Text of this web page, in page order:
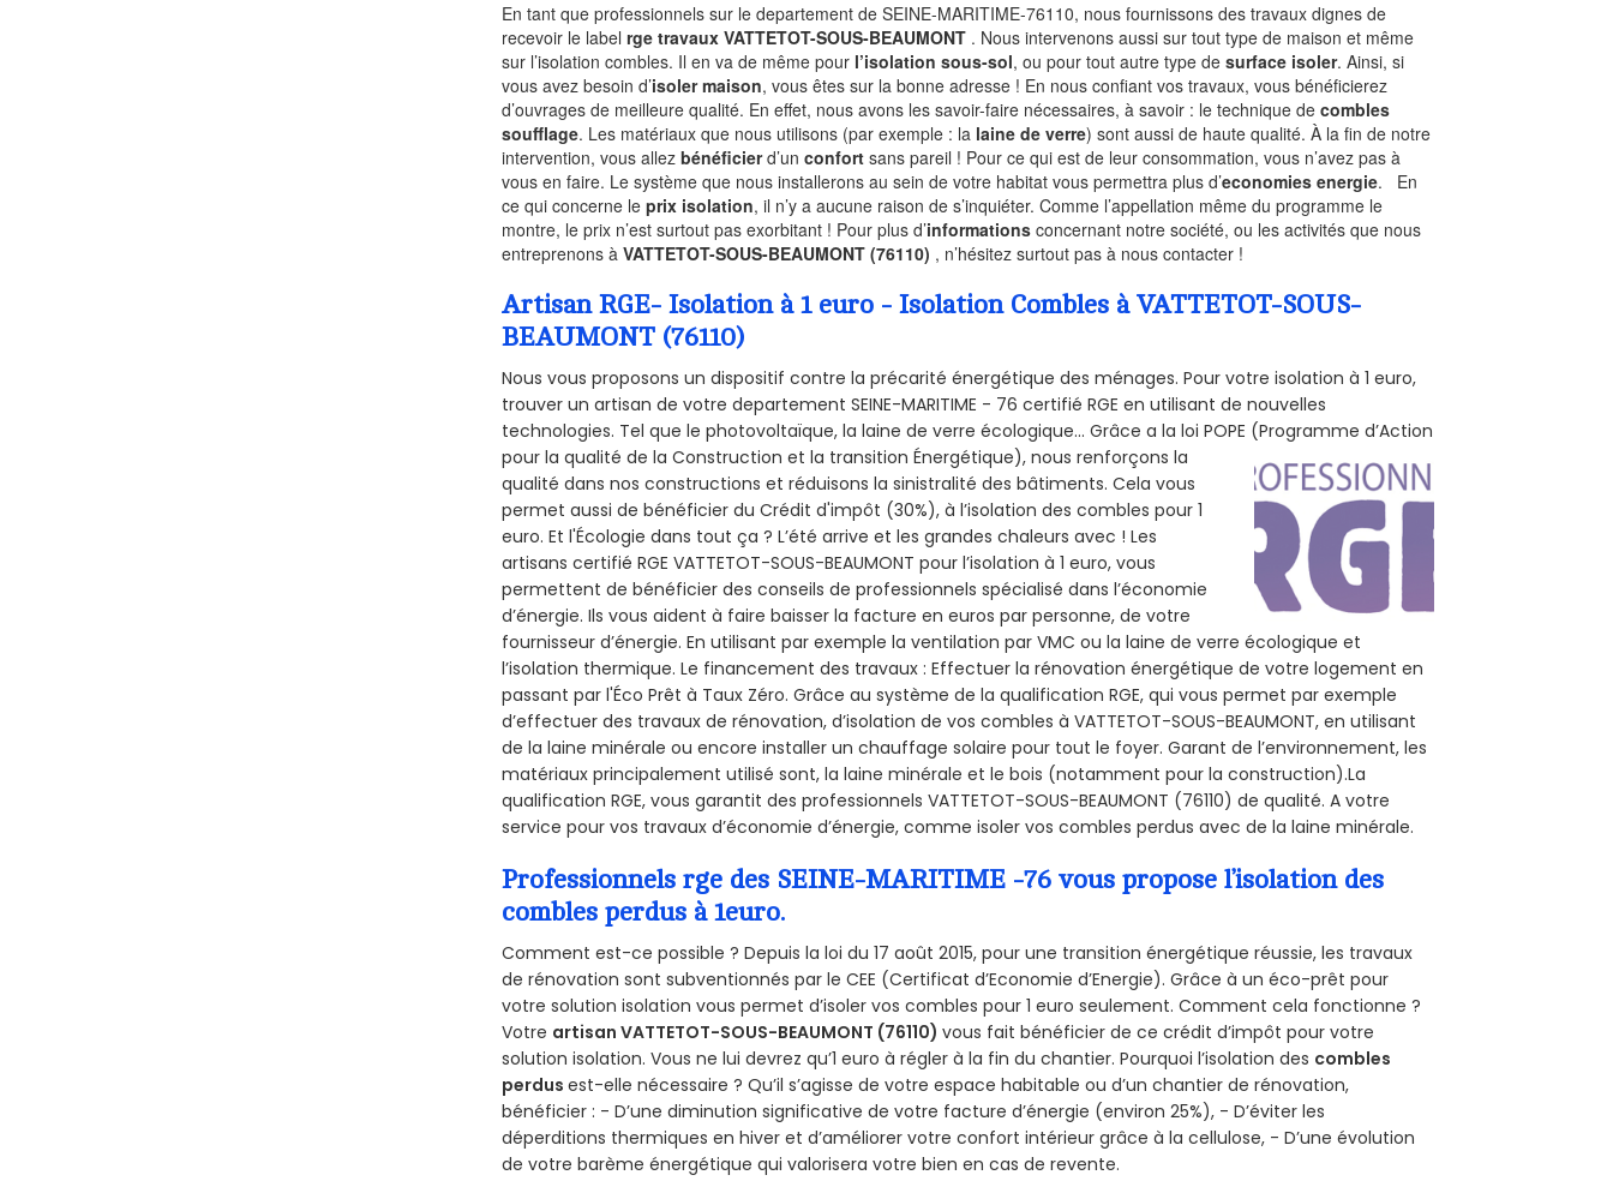
En tant que professionnels sur le departement de SEINE-MARITIME-76110, nous fournissons des travaux dignes de
recevoir le labelrge travaux VATTETOT-SOUS-BEAUMONT . Nous intervenons aussi sur tout type de maison et même
sur l’isolation combles. Il en va de même pour l’isolation sous-sol, ou pour tout autre type desurface isoler. Ainsi, si
vous avez besoin d’isoler maison, vous êtes sur la bonne adresse ! En nous confiant vos travaux, vous bénéficierez
d’ouvrages de meilleure qualité. En effet, nous avons les savoir-faire nécessaires, à savoir : le technique decombles
soufflage. Les matériaux que nous utilisons (par exemple : la laine de verre) sont aussi de haute qualité. À la fin de notre
intervention, vous allezbénéficierd’unconfort sans pareil ! Pour ce qui est de leur consommation, vous n’avez pas à
vous en faire. Le système que nous installerons au sein de votre habitat vous permettra plus d’economies energie. En
ce qui concerne leprix isolation, il n’y a aucune raison de s’inquiéter. Comme l’appellation même du programme le
montre, le prix n’est surtout pas exorbitant ! Pour plus d’informations concernant notre société, ou les activités que nous
entreprenons àVATTETOT-SOUS-BEAUMONT (76110) , n’hésitez surtout pas à nous contacter !
Artisan RGE- Isolation à 1 euro - Isolation Combles à VATTETOT-SOUS-
BEAUMONT (76110)
Nous vous proposons un dispositif contre la précarité énergétique des ménages. Pour votre isolation à 1 euro,
trouver un artisan de votre departement SEINE-MARITIME - 76 certifié RGE en utilisant de nouvelles
technologies. Tel que le photovoltaïque, la laine de verre écologique... Grâce a la loi POPE (Programme d’Action
pour la qualité de la Construction et la transition Énergétique), nous renforçons la
qualité dans nos constructions et réduisons la sinistralité des bâtiments. Cela vous
permet aussi de bénéficier du Crédit d'impôt (30%), à l’isolation des combles pour 1
euro. Et l'Écologie dans tout ça ? L’été arrive et les grandes chaleurs avec ! Les
artisans certifié RGE VATTETOT-SOUS-BEAUMONT pour l’isolation à 1 euro, vous
permettent de bénéficier des conseils de professionnels spécialisé dans l’économie
d’énergie. Ils vous aident à faire baisser la facture en euros par personne, de votre
fournisseur d’énergie. En utilisant par exemple la ventilation par VMC ou la laine de verre écologique et
l’isolation thermique. Le financement des travaux : Effectuer la rénovation énergétique de votre logement en
passant par l'Éco Prêt à Taux Zéro. Grâce au système de la qualification RGE, qui vous permet par exemple
d’effectuer des travaux de rénovation, d’isolation de vos combles à VATTETOT-SOUS-BEAUMONT, en utilisant
de la laine minérale ou encore installer un chauffage solaire pour tout le foyer. Garant de l’environnement, les
matériaux principalement utilisé sont, la laine minérale et le bois (notamment pour la construction).La
qualification RGE, vous garantit des professionnels VATTETOT-SOUS-BEAUMONT (76110) de qualité. A votre
service pour vos travaux d’économie d’énergie, comme isoler vos combles perdus avec de la laine minérale.
Professionnels rge des SEINE-MARITIME -76 vous propose l’isolation des
combles perdus à 1euro.
Comment est-ce possible ? Depuis la loi du 17 août 2015, pour une transition énergétique réussie, les travaux
de rénovation sont subventionnés par le CEE (Certificat d’Economie d’Energie). Grâce à un éco-prêt pour
votre solution isolation vous permet d’isoler vos combles pour 1 euro seulement. Comment cela fonctionne ?
Votre artisan VATTETOT-SOUS-BEAUMONT (76110)vous fait bénéficier de ce crédit d’impôt pour votre
solution isolation. Vous ne lui devrez qu’1 euro à régler à la fin du chantier. Pourquoi l’isolation des combles
perdusest-elle nécessaire ? Qu’il s’agisse de votre espace habitable ou d’un chantier de rénovation,
bénéficier : - D’une diminution significative de votre facture d’énergie (environ 25%), - D’éviter les
déperditions thermiques en hiver et d’améliorer votre confort intérieur grâce à la cellulose, - D’une évolution
de votre barème énergétique qui valorisera votre bien en cas de revente.